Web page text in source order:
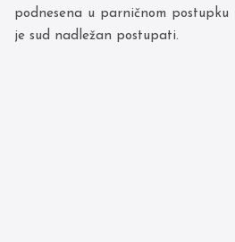
podnesena u parničnom
je sud nadležan postupati.